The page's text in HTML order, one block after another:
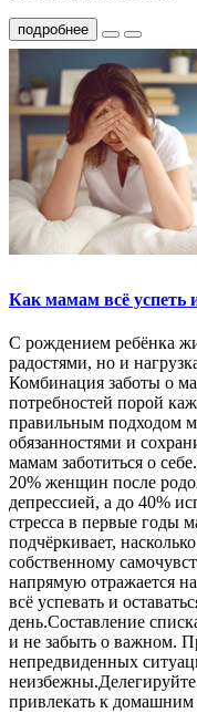
подробнее
Как мамам всё успеть
С рождением ребёнка
радостями, но и
Комбинация заботы о
потребностей порой
правильным подходом
обязанностями и
мамам заботиться о
20% женщин после
депрессией, а до 40%
стресса в первые годы
подчёркивает,
собственному
напрямую отражается
всё успевать и
день.Составление
и не забыть о важном.
непредвиденных
неизбежны.Делегируйте
привлекать к домашним